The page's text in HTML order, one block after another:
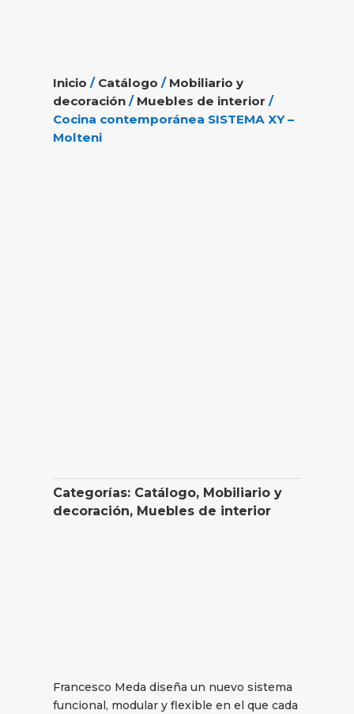
Inicio / Catálogo / Mobiliario y
decoración / Muebles de interior /
Cocina contemporánea SISTEMA XY –
Molteni
Categorías: Catálogo, Mobiliario y
decoración, Muebles de interior
Francesco Meda diseña un nuevo sistema
funcional, modular y flexible en el que cada